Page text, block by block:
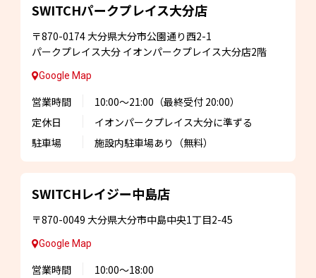
SWITCHパークプレイス大分店
〒870-0174大分県大分市公園通り西2-1
パークプレイス大分 イオンパークプレイス大分店2階
Google Map
営業時間 10:00～21:00 （最終受付 20:00）
定休日
イオンパークプレイス大分に準ずる
駐車場
施設内駐車場あり （無料）
SWITCHレイジー中島店
〒870-0049 大分県大分市中島中央1丁目2-45
Google Map
営業時間
10:00～18:00